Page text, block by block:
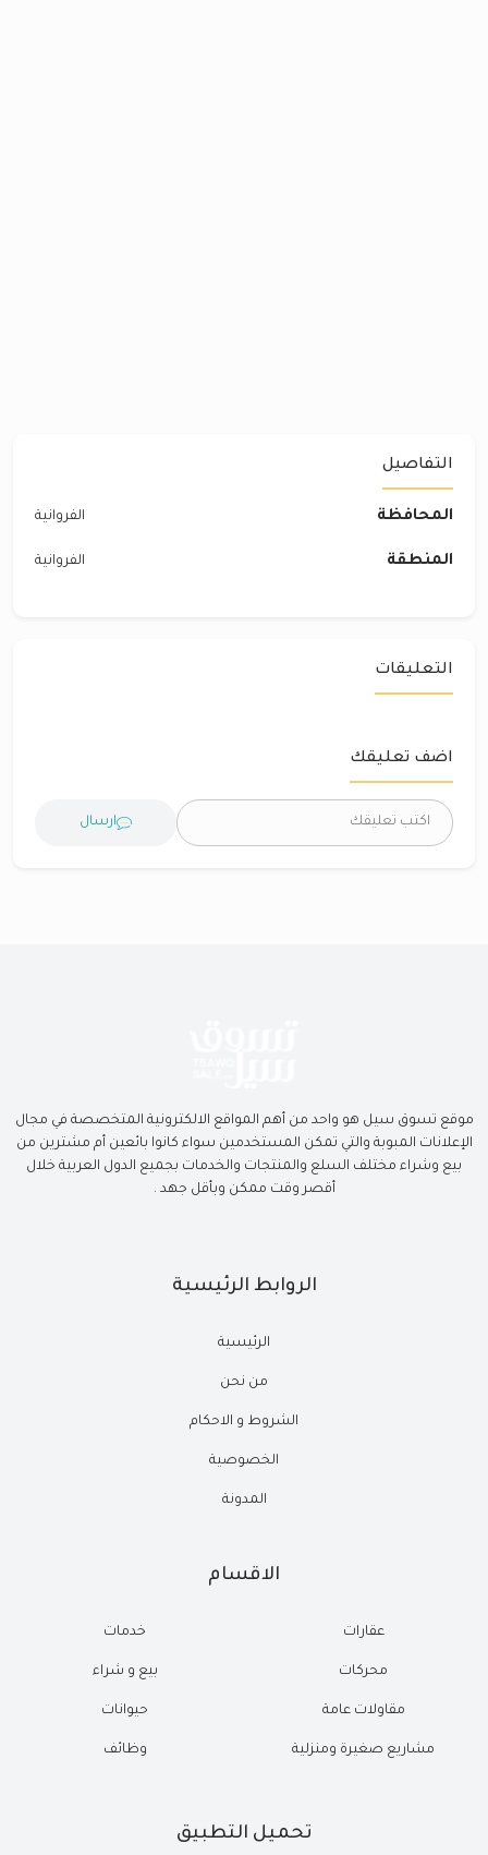
التفاصيل
المحافظة الفروانية
المنطقة الفروانية
التعليقات
اضف تعليقك
ارسال
موقع تسوق سيل هو واحد من أهم المواقع الالكترونية المتخصصة في مجال
الإعلانات المبوبة والتي تمكن المستخدمين سواء كانوا بائعين أم مشترين من
بيع وشراء مختلف السلع والمنتجات والخدمات بجميع الدول العربية خلال
أقصر وقت ممكن وبأقل جهد .
الروابط الرئيسية
الرئيسية
من نحن
الشروط و الاحكام
الخصوصية
المدونة
الاقسام
عقارات
محركات
مقاولات عامة
مشاريع صغيرة ومنزلية
خدمات
بيع و شراء
حيوانات
وظائف
تحميل التطبيق